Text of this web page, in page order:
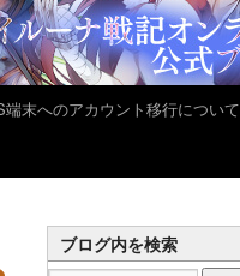
末へのアカウント移行について
ブログ内を検索